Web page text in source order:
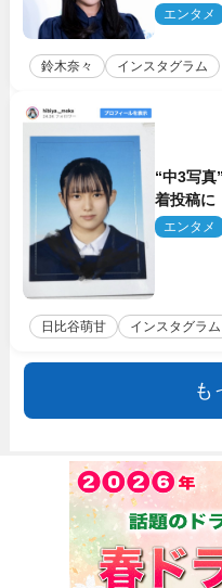
集を出し
エンタメ
鈴木奈々 インスタグラム
“中3写真
着投稿に
絶賛の声
エンタメ
日比谷萌甘 インスタグラム
も